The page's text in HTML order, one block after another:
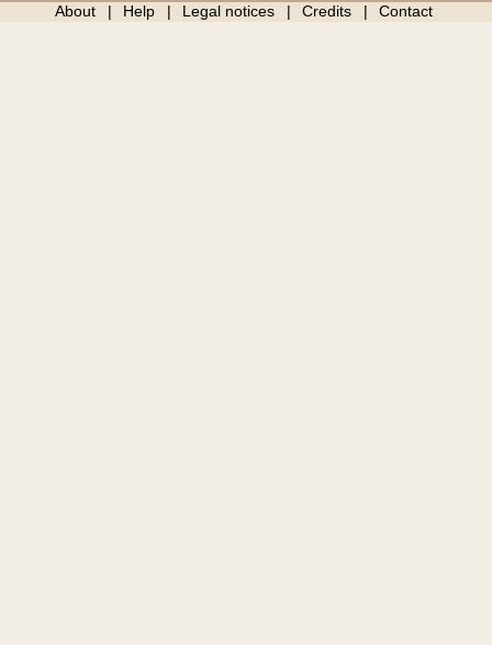
About Help Legal notices Credits Contact